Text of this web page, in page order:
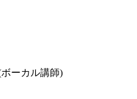
ーカル講師)